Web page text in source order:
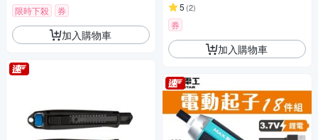
限時下殺 券
加入購物車
5 (2)
券
加入購物車